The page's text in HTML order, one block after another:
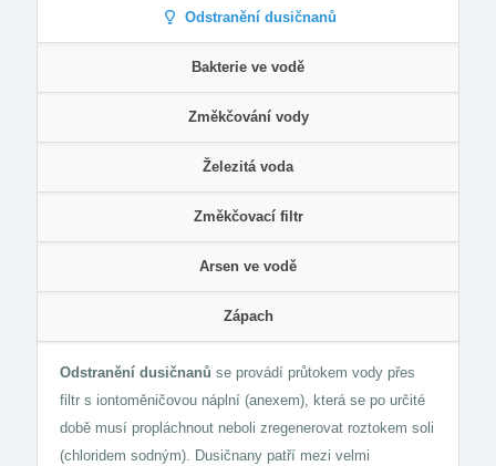
Odstranění dusičnanů
Bakterie ve vodě
Změkčování vody
Železitá voda
Změkčovací filtr
Arsen ve vodě
Zápach
Odstranění dusičnanů se provádí průtokem vody přes
filtr s iontoměničovou náplní (anexem), která se po určité
době musí propláchnout neboli zregenerovat roztokem soli
(chloridem sodným). Dusičnany patří mezi velmi